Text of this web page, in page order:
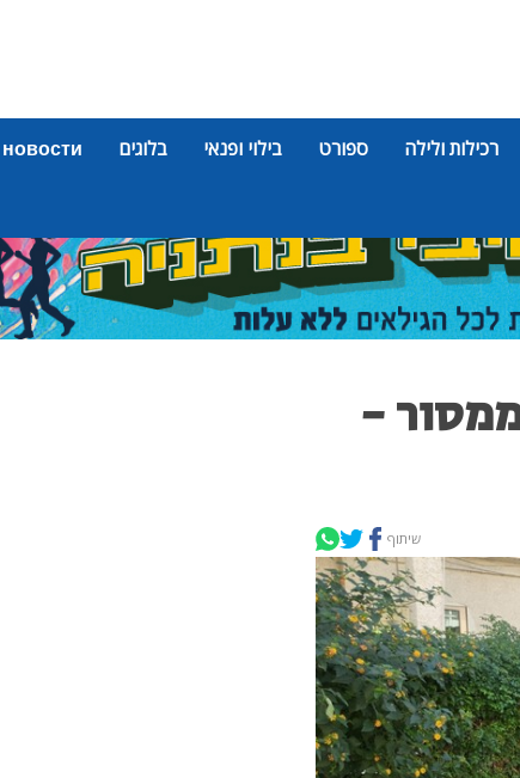
רכילות ולילה ספורט בילוי ופנאי בלוגים новости
-
שיתוף